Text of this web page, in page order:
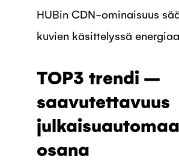
HUBin CDN-ominaisuus
kuvien käsittelyssä
TOP3 trendi –
saavutettavuus
osana